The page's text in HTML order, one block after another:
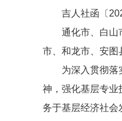
吉人社函〔
通化市、白山
市、和龙市、安图
为深入贯彻落
神，强化基层专业
务于基层经济社会